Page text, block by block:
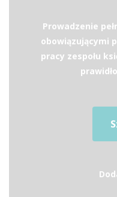
Prowadzenie
obowiązującymi
pracy zespołu